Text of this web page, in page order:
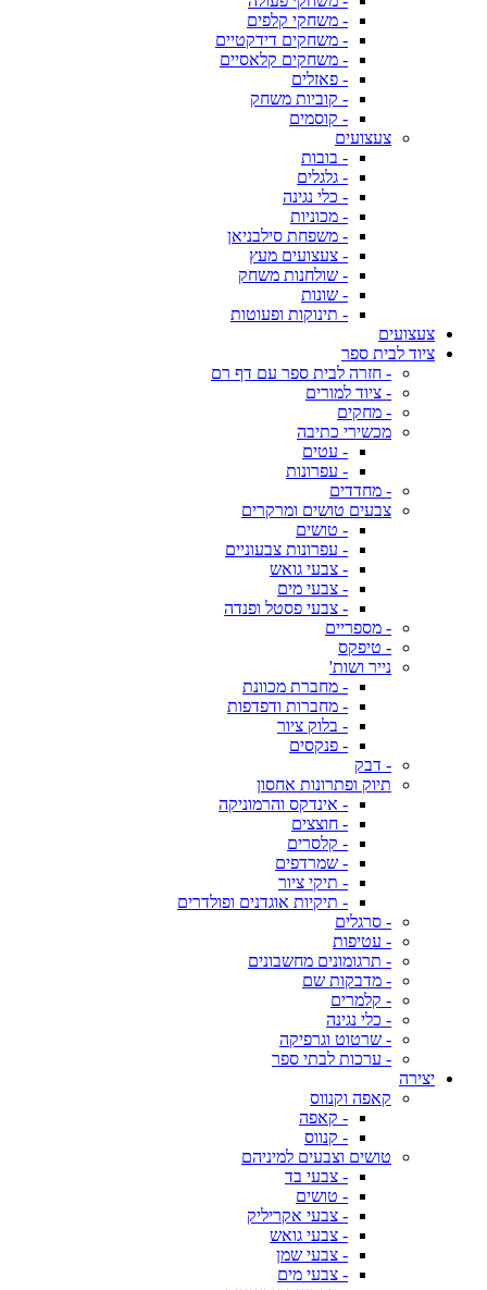
- משחקי קלפים
- משחקים דידקטיים
- משחקים קלאסיים
- פאזלים
- קוביות משחק
- קוסמים
צעצועים
- בובות
- גלגלים
- כלי נגינה
- מכוניות
- משפחת סילבניאן
- צעצועים מעץ
- שולחנות משחק
- שונות
- תינוקות ופעוטות
צעצועים
ציוד לבית ספר
- חזרה לבית ספר עם דף רם
- ציוד למורים
- מחקים
מכשירי כתיבה
- עטים
- עפרונות
- מחדדים
צבעים טושים ומרקרים
- טושים
- עפרונות צבעוניים
- צבעי גואש
- צבעי מים
- צבעי פסטל ופנדה
- מספריים
- טיפקס
נייר ושות'
- מחברת מכוונת
- מחברות ודפדפות
- בלוק ציור
- פנקסים
- דבק
תיוק ופתרונות אחסון
- אינדקס והרמוניקה
- חוצצים
- קלסרים
- שמרדפים
- תיקי ציור
- תיקיות אוגדנים ופולדרים
- סרגלים
- עטיפות
- תרגומונים מחשבונים
- מדבקות שם
- קלמרים
- כלי נגינה
- שרטוט וגרפיקה
- ערכות לבתי ספר
יצירה
קאפה וקנווס
- קאפה
- קנווס
טושים וצבעים למיניהם
- צבעי בד
- טושים
- צבעי אקריליק
- צבעי גואש
- צבעי שמן
- צבעי מים